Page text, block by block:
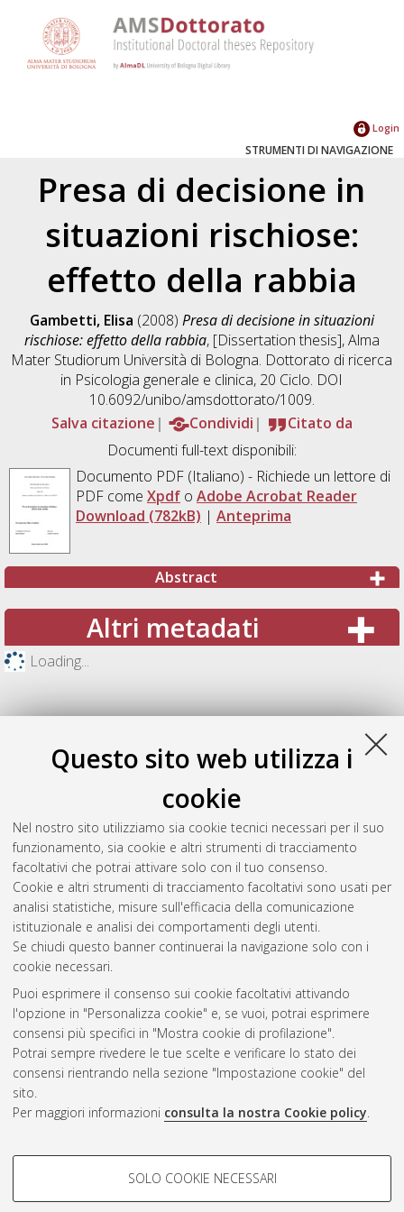
Questo sito web utilizza i
cookie
Nel nostro sito utilizziamo sia cookie tecnici necessari per il suo
funzionamento, sia cookie e altri strumenti di tracciamento
facoltativi che potrai attivare solo con il tuo consenso.
Cookie e altri strumenti di tracciamento facoltativi sono usati per
analisi statistiche, misure sull'efficacia della comunicazione
istituzionale e analisi dei comportamenti degli utenti.
Se chiudi questo banner continuerai la navigazione solo con i
cookie necessari.
Puoi esprimere il consenso sui cookie facoltativi attivando
l'opzione in "Personalizza cookie" e, se vuoi, potrai esprimere
consensi più specifici in "Mostra cookie di profilazione".
Potrai sempre rivedere le tue scelte e verificare lo stato dei
consensi rientrando nella sezione "Impostazione cookie" del
sito.
Per maggiori informazioni consulta la nostra Cookie policy.
COOKIE DI PROFILAZIONE -
SOLO COOKIE NECESSARI
Login
STRUMENTI DI NAVIGAZIONE
Presa di decisione in
situazioni rischiose:
effetto della rabbia
Gambetti, Elisa (2008) Presa di decisione in situazioni
rischiose: effetto della rabbia, [Dissertation thesis], Alma
Mater Studiorum Università di Bologna. Dottorato di ricerca
in Psicologia generale e clinica, 20 Ciclo. DOI
10.6092/unibo/amsdottorato/1009.
Salva citazione
Condividi
Citato da
Documenti full-text disponibili:
Documento PDF(Italiano) - Richiede un lettore di
PDF come Xpdfo Adobe Acrobat Reader
Download (782kB) | Anteprima
Abstract
Altri metadati
Loading...
Gestione del documento:
Atom
Rss 1.0
Rss 2.0
ISSN: 2038-7946
Impostazioni Cookie
Informativa sulla privacy
Condizioni d’uso del sito